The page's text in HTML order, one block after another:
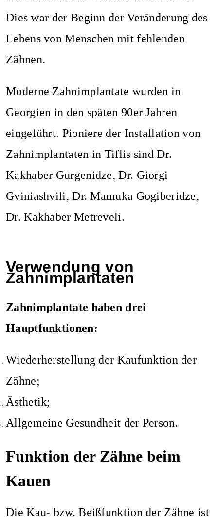
Dies war der Beginn der Veränderung des
Lebens von Menschen mit fehlenden
Zähnen.
Moderne Zahnimplantate wurden in
Georgien in den späten 90er Jahren
eingeführt. Pioniere der Installation von
Zahnimplantaten in Tiflis sind Dr.
Kakhaber Gurgenidze, Dr. Giorgi
Gviniashvili, Dr. Mamuka Gogiberidze,
Dr. Kakhaber Metreveli.
Verwendung von
Zahnimplantaten
Zahnimplantate haben drei
Hauptfunktionen:
Wiederherstellung der Kaufunktion der
Zähne;
Ästhetik;
Allgemeine Gesundheit der Person.
Funktion der Zähne beim
Kauen
Die Kau- bzw. Beißfunktion der Zähne ist